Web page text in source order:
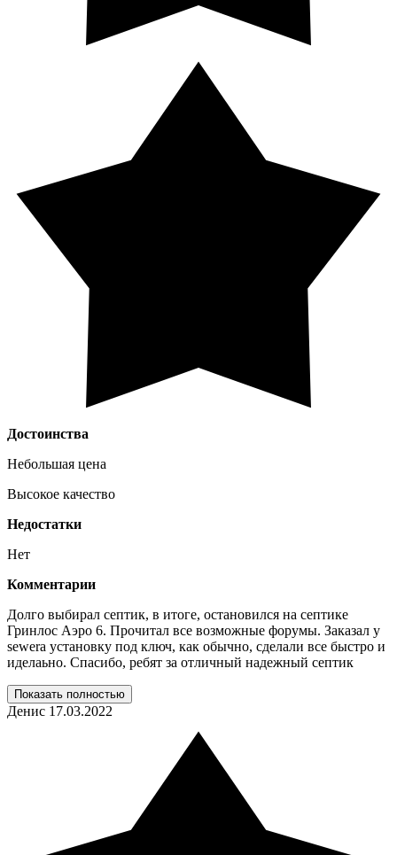
Достоинства
Небольшая цена
Высокое качество
Недостатки
Нет
Комментарии
Долго выбирал септик, в итоге, остановился на септике
Гринлос Аэро 6. Прочитал все возможные форумы. Заказал у
sewera установку под ключ, как обычно, сделали все быстро и
иделаьно. Спасибо, ребят за отличный надежный септик
Показать полностью
Денис 17.03.2022